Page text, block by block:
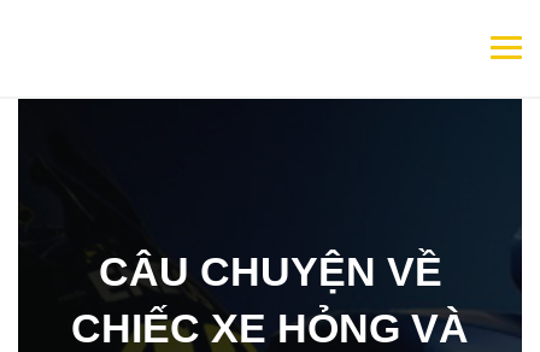
CÂU CHUYỆN VỀ
CHIẾC XE HỎNG VÀ